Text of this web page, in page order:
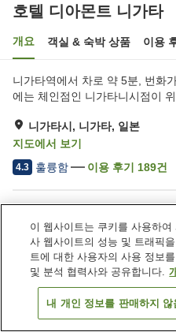
호텔 디아몬트 니가타
개요 객실 & 숙박 상품 이용
니가타역에서 차로 약 5분, 번화
에는 체인점인 니가타니시점이 위
니가타시, 니가타, 일본
지도에서 보기
4.3 훌륭함 이용 후기 189건
주차장
자동판매기
객실
이 웹사이트는 쿠키를 사용하
사 웹사이트의 성능 및 트래픽
트에 대한 사용자의 사용 정보
및 분석 협력사와 공유합니다.
내 개인 정보를 판매하지 않